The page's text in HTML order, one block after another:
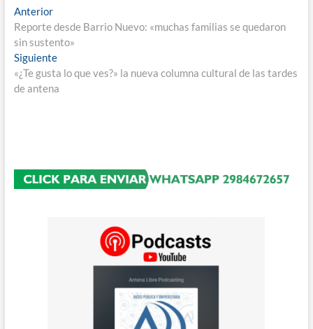
Navegación
de
entradas
AnteriorEntrada
anterior:
Reporte desde Barrio Nuevo: «muchas familias se quedaron
sin sustento»
SiguienteEntrada
siguiente:
«¿Te gusta lo que ves?» la nueva columna cultural de las tardes
de antena